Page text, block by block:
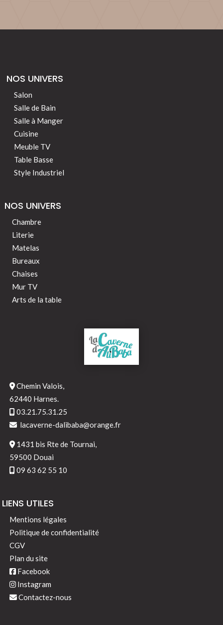
NOS UNIVERS
Salon
Salle de Bain
Salle à Manger
Cuisine
Meuble TV
Table Basse
Style Industriel
NOS UNIVERS
Chambre
Literie
Matelas
Bureaux
Chaises
Mur TV
Arts de la table
Chemin Valois,
62440 Harnes.
03.21.75.31.25
lacaverne-dalibaba@orange.fr
1431 bis Rte de Tournai,
59500 Douai
09 63 62 55 10
LIENS UTILES
Mentions légales
Politique de confidentialité
CGV
Plan du site
Facebook
Instagram
Contactez-nous